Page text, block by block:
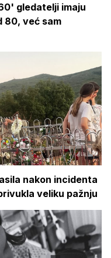
gledatelji imaju
80, već sam
nakon incidenta
veliku pažnju